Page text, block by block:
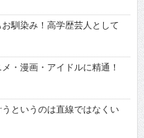
馴染み！高学歴芸人として
・漫画・アイドルに精通！
というのは直線ではなくい